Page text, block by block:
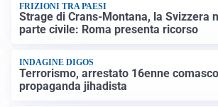
FRIZIONI TRA PAESI
Strage di Crans-Montana, la Svizzera
parte civile: Roma presenta ricorso
INDAGINE DIGOS
Terrorismo, arrestato 16enne
propaganda jihadista